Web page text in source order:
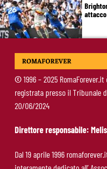
ROMAFOREVER
©1996 – 2025
registrata presso il Tribunale
20/06/2024
Direttore responsabile:
Dal 19 aprile 1996